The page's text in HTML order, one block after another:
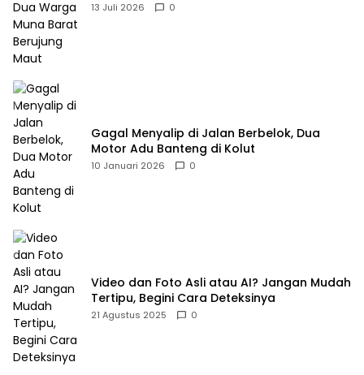
13 Juli 2026 0
Gagal Menyalip di Jalan Berbelok, Dua
Motor Adu Banteng di Kolut
10 Januari 2026 0
Video dan Foto Asli atau AI? Jangan Mudah
Tertipu, Begini Cara Deteksinya
21 Agustus 2025 0